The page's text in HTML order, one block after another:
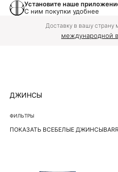
Установите наше
С ним покупки удобнее
Доставку в вашу страну
международной
ДЖИНСЫ
ФИЛЬТРЫ
ПОКАЗАТЬ ВСЕБЕЛЫЕ ДЖИНСЫ